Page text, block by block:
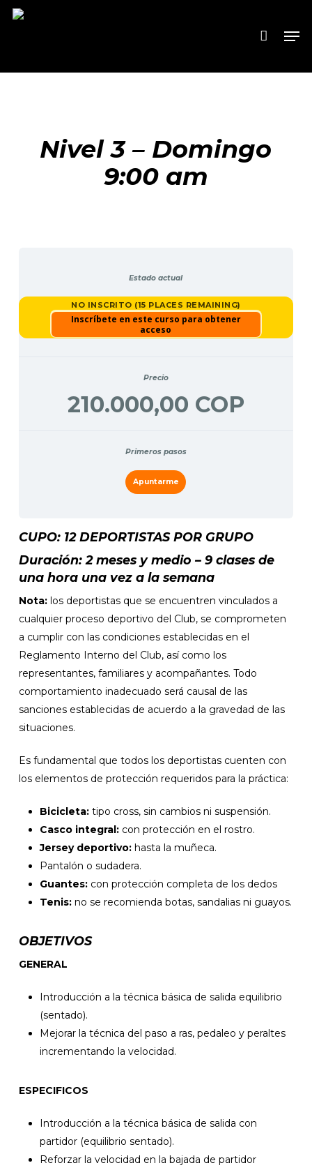
Skip
Nivel 3 – Domingo
9:00 am
Estado actual
NO INSCRITO (15 PLACES REMAINING)
Inscríbete en este curso para obtener
acceso
Precio
210.000,00 COP
Primeros pasos
Apuntarme
CUPO: 12 DEPORTISTAS POR GRUPO
Duración: 2 meses y medio – 9 clases de
una hora una vez a la semana
Nota:los deportistas que se encuentren vinculados a
cualquier proceso deportivo del Club, se comprometen
a cumplir con las condiciones establecidas en el
Reglamento Interno del Club, así como los
representantes, familiares y acompañantes. Todo
comportamiento inadecuado será causal de las
sanciones establecidas de acuerdo a la gravedad de las
situaciones.
Es fundamental que todos los deportistas cuenten con
los elementos de protección requeridos para la práctica:
Bicicleta:tipo cross, sin cambios ni suspensión.
Casco integral:con protección en el rostro.
Jersey deportivo:hasta la muñeca.
Pantalón o sudadera.
Guantes:con protección completa de los dedos
Tenis:no se recomienda botas, sandalias ni guayos.
OBJETIVOS
GENERAL
Introducción a la técnica básica de salida equilibrio
(sentado).
Mejorar la técnica del paso a ras, pedaleo y peraltes
incrementando la velocidad.
ESPECIFICOS
Introducción a la técnica básica de salida con
partidor (equilibrio sentado).
Reforzar la velocidad en la bajada de partidor